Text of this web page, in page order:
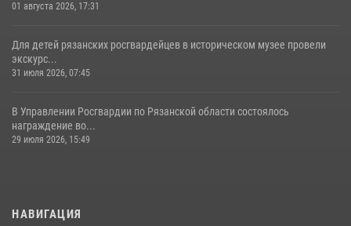
01 августа 2026, 17:31
Для детей рязанских росгвардейцев в историческом музее провели
экскурс...
31 июля 2026, 07:45
В Управлении Росгвардии по Рязанской области состоялось
награждение во...
29 июля 2026, 15:49
НАВИГАЦИЯ